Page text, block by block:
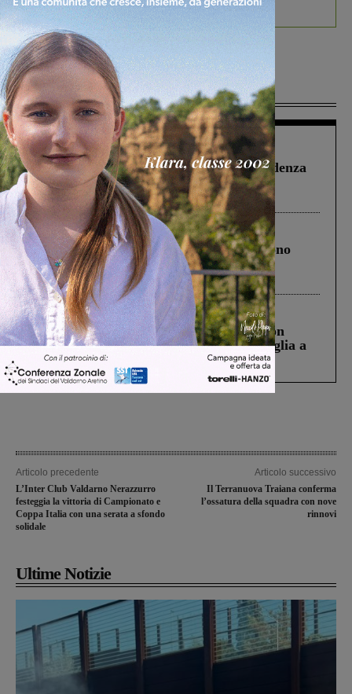
debutta il podcast Estrair
Più lette
Figline Incisa Valdarno 1 Agosto 2026
Piscina di Figline finanziata oltre la scadenza
Pnrr, il gruppo di Fratelli d’Italia: “Un
ringraziamento al Governo”
Cronaca 4 Agosto 2026
Un anno fa la strage in A1 in cui morirono
Gianni, Giulia e Franco. Lo schianto, il
processo, lo stop ai sorpassi fra tir....
Cronaca 3 Agosto 2026
Scomparso da una struttura di Castiglion
Fiorentino l’uomo che aveva ucciso la figlia a
Levane nel 2020
Articolo precedente
L’Inter Club Valdarno Nerazzurro
festeggia la vittoria di Campionato e
Coppa Italia con una serata a sfondo
solidale
Articolo successivo
Il Terranuova Traiana conferma
l’ossatura della squadra con nove
rinnovi
Ultime Notizie